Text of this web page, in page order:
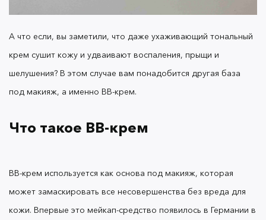
способности подстраиваться под цвет лица.
Обычно палитра состоит из трех тонов:
Светлой коже подойдет
сеточку и освежает макияж
немного смуглой кожей. Он нейтрализует
красноту и придаст лицу здоровое сияние.
Девушкам со смуглой кожей стоит обратить
внимание на золотисто-бежевый тон. Он
А что если, вы заметили, что даже ухаживающий тональный
крем сушит кожу и удваивают воспаления, прыщи и
шелушения? В этом случае вам понадобится другая база
под макияж, а именно BB-крем.
Что такое BB-крем
BB-крем используется как основа под макияж, которая
может замаскировать все несовершенства без вреда для
кожи. Впервые это мейкап-средство появилось в Германии в